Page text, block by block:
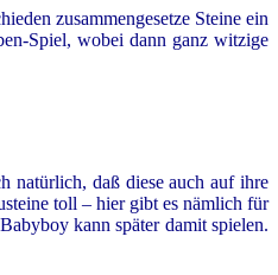
zusammengesetze Steine ein
Spiel, wobei dann ganz witzige
natürlich, daß diese auch auf ihre
toll – hier gibt es nämlich für
kann später damit spielen.